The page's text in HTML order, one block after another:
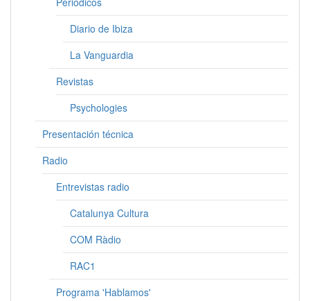
Diario de Ibiza
La Vanguardia
Revistas
Psychologies
Presentación técnica
Radio
Entrevistas radio
Catalunya Cultura
COM Ràdio
RAC1
Programa 'Hablamos'